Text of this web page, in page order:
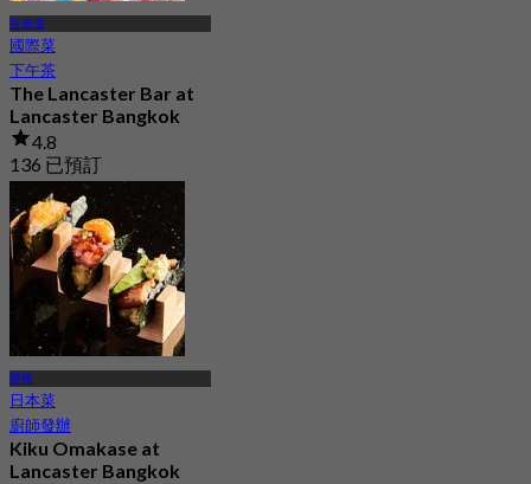
拉差達
國際菜
下午茶
The Lancaster Bar at
Lancaster Bangkok
4.8
136 已預訂
起
฿ 625
匯權
日本菜
廚師發辦
Kiku Omakase at
Lancaster Bangkok